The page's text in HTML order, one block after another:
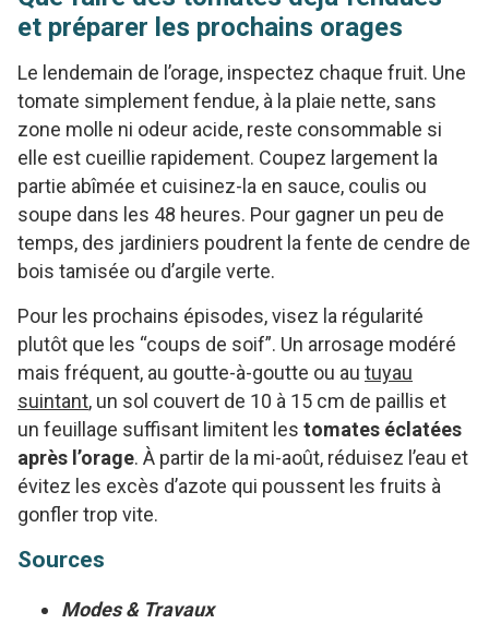
et préparer les prochains orages
Le lendemain de l’orage, inspectez chaque fruit. Une
tomate simplement fendue, à la plaie nette, sans
zone molle ni odeur acide, reste consommable si
elle est cueillie rapidement. Coupez largement la
partie abîmée et cuisinez-la en sauce, coulis ou
soupe dans les 48 heures. Pour gagner un peu de
temps, des jardiniers poudrent la fente de cendre de
bois tamisée ou d’argile verte.
Pour les prochains épisodes, visez la régularité
plutôt que les “coups de soif”. Un arrosage modéré
mais fréquent, au goutte-à-goutte ou au tuyau
suintant, un sol couvert de 10 à 15 cm de paillis et
un feuillage suffisant limitent les tomates éclatées
après l’orage. À partir de la mi-août, réduisez l’eau et
évitez les excès d’azote qui poussent les fruits à
gonfler trop vite.
Sources
Modes & Travaux